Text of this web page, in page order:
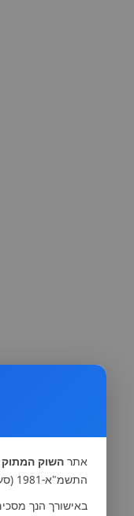
אתר השוק המתוק
התשמ"א-1981 (סעיף 13), לצורך שיפור השירות, ביצוע הזמנות ותקשורת עמך.
באישורך הנך